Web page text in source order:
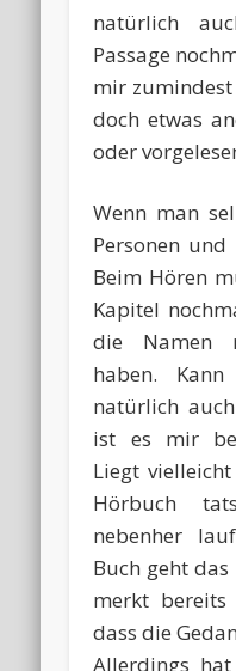
natürlich
Passage
mir zumindest
doch etwas
oder
Wenn man
Personen
Beim Hören
Kapitel
die Namen
haben.
natürlich
ist es mir
Liegt
Hörbuch
nebenher
Buch geht
merkt bereits
dass die
Allerdings